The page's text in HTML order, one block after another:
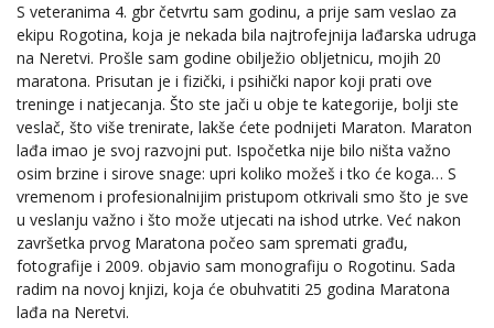
S veteranima 4. gbr četvrtu sam godinu, a prije sam veslao za
ekipu Rogotina, koja je nekada bila najtrofejnija lađarska udruga
na Neretvi. Prošle sam godine obilježio obljetnicu, mojih 20
maratona. Prisutan je i fizički, i psihički napor koji prati ove
treninge i natjecanja. Što ste jači u obje te kategorije, bolji ste
veslač, što više trenirate, lakše ćete podnijeti Maraton. Maraton
lađa imao je svoj razvojni put. Ispočetka nije bilo ništa važno
osim brzine i sirove snage: upri koliko možeš i tko će koga… S
vremenom i profesionalnijim pristupom otkrivali smo što je sve
u veslanju važno i što može utjecati na ishod utrke. Već nakon
završetka prvog Maratona počeo sam spremati građu,
fotografije i 2009. objavio sam monografiju o Rogotinu. Sada
radim na novoj knjizi, koja će obuhvatiti 25 godina Maratona
lađa na Neretvi.